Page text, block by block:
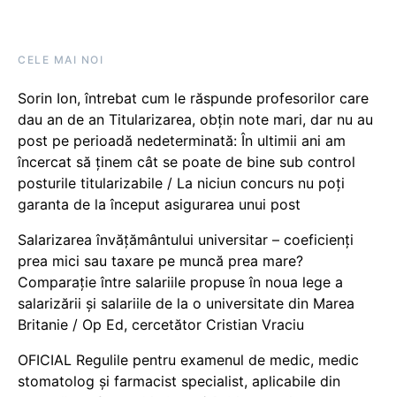
CELE MAI NOI
Sorin Ion, întrebat cum le răspunde profesorilor care
dau an de an Titularizarea, obțin note mari, dar nu au
post pe perioadă nedeterminată: În ultimii ani am
încercat să ținem cât se poate de bine sub control
posturile titularizabile / La niciun concurs nu poți
garanta de la început asigurarea unui post
Salarizarea învățământului universitar – coeficienți
prea mici sau taxare pe muncă prea mare?
Comparație între salariile propuse în noua lege a
salarizării și salariile de la o universitate din Marea
Britanie / Op Ed, cercetător Cristian Vraciu
OFICIAL Regulile pentru examenul de medic, medic
stomatolog și farmacist specialist, aplicabile din